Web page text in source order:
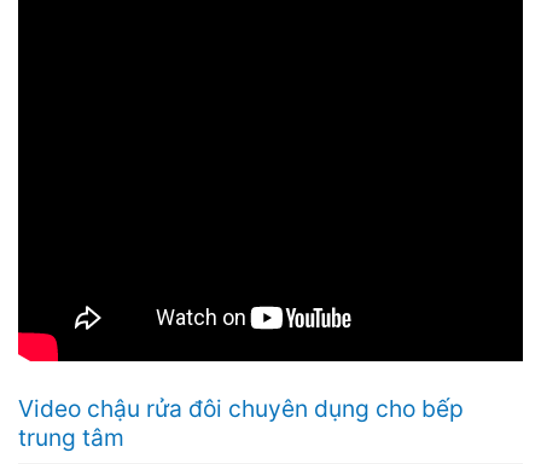
Video chậu rửa đôi chuyên dụng cho bếp
trung tâm